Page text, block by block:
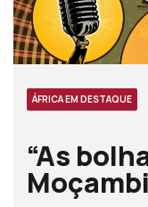
ÁFRICA EM DESTAQUE
“As